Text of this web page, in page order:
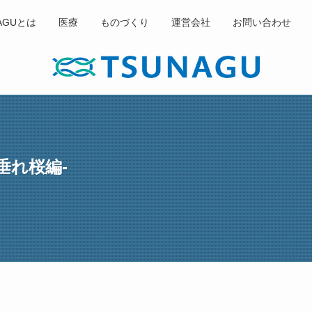
とは 医療 ものづくり 運営会社 お問い合わせ
れ桜編-